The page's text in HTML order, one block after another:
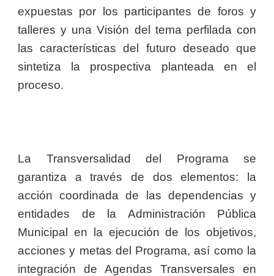
expuestas por los participantes de foros y
talleres y una Visión del tema perfilada con
las características del futuro deseado que
sintetiza la prospectiva planteada en el
proceso.
La Transversalidad del Programa se
garantiza a través de dos elementos: la
acción coordinada de las dependencias y
entidades de la Administración Pública
Municipal en la ejecución de los objetivos,
acciones y metas del Programa, así como la
integración de Agendas Transversales en